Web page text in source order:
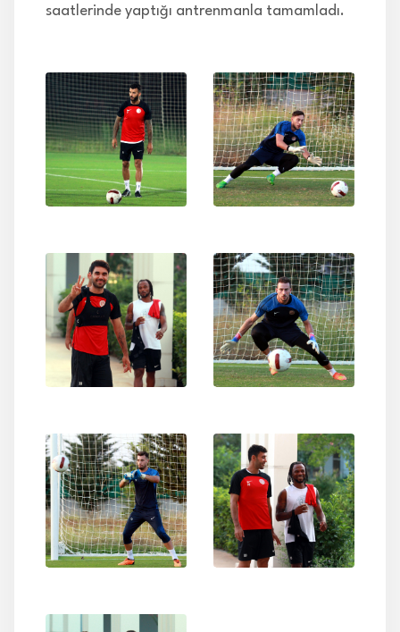
saatlerinde yaptığı antrenmanla tamamladı.